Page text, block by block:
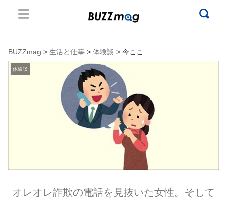
BUZZmag > 生活と仕事 > 体験談 > 今ここ
体験談
オレオレ詐欺の電話を見抜いた女性。そして